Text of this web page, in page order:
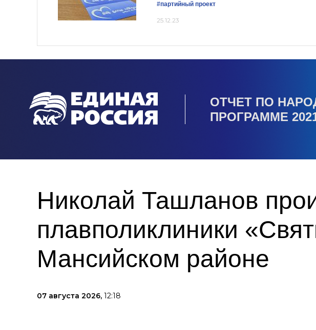
#партийный проект
25.12.23
ОТЧЕТ ПО
ПРОГРАММЕ
Николай Ташланов
плавполиклиники
Мансийском районе
07 августа 2026, 12:18